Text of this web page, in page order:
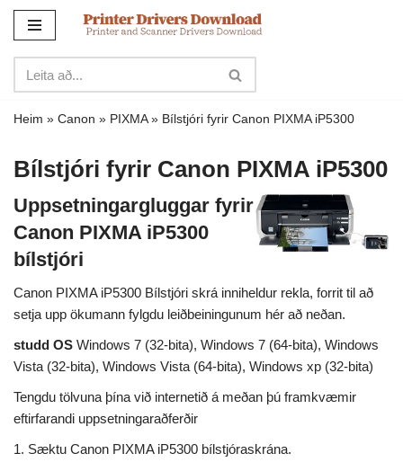
yfir
í
innihald
Heim » Canon » PIXMA» Bílstjóri fyrir Canon PIXMA iP5300
Bílstjóri fyrir Canon PIXMA iP5300
Uppsetningargluggar fyrir
Canon PIXMA iP5300
bílstjóri
Canon PIXMA iP5300 Bílstjóri skrá inniheldur rekla, forrit til að
setja upp ökumann fylgdu leiðbeiningunum hér að neðan.
studd OS Windows 7 (32-bita), Windows 7 (64-bita), Windows
Vista (32-bita), Windows Vista (64-bita), Windows xp (32-bita)
Tengdu tölvuna þína við internetið á meðan þú framkvæmir
eftirfarandi uppsetningaraðferðir
1. Sæktu Canon PIXMA iP5300 bílstjóraskrána.